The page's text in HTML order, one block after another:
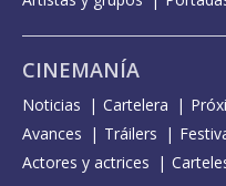
CINEMANÍA
Noticias Cartelera
Avances
Tráilers
Actores y actrices